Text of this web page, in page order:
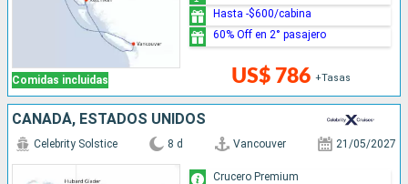
Comidas incluidas US$ 786 +Tasas
Hasta -$600/cabina
60% Off en 2° pasajero
CANADÁ, ESTADOS UNIDOS
Celebrity Solstice 8 d Vancouver 21/05/2027
Crucero Premium